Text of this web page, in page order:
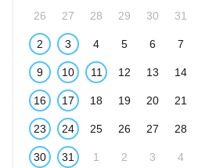
26 27 28 29 30 31
2 3 4 5 6 7
9 10 11 12 13 14
16 17 18 19 20 21
23 24 25 26 27 28
30 31 1 2 3 4